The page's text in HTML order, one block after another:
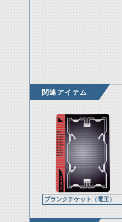
関連アイテム
ブランクチケット（電王）